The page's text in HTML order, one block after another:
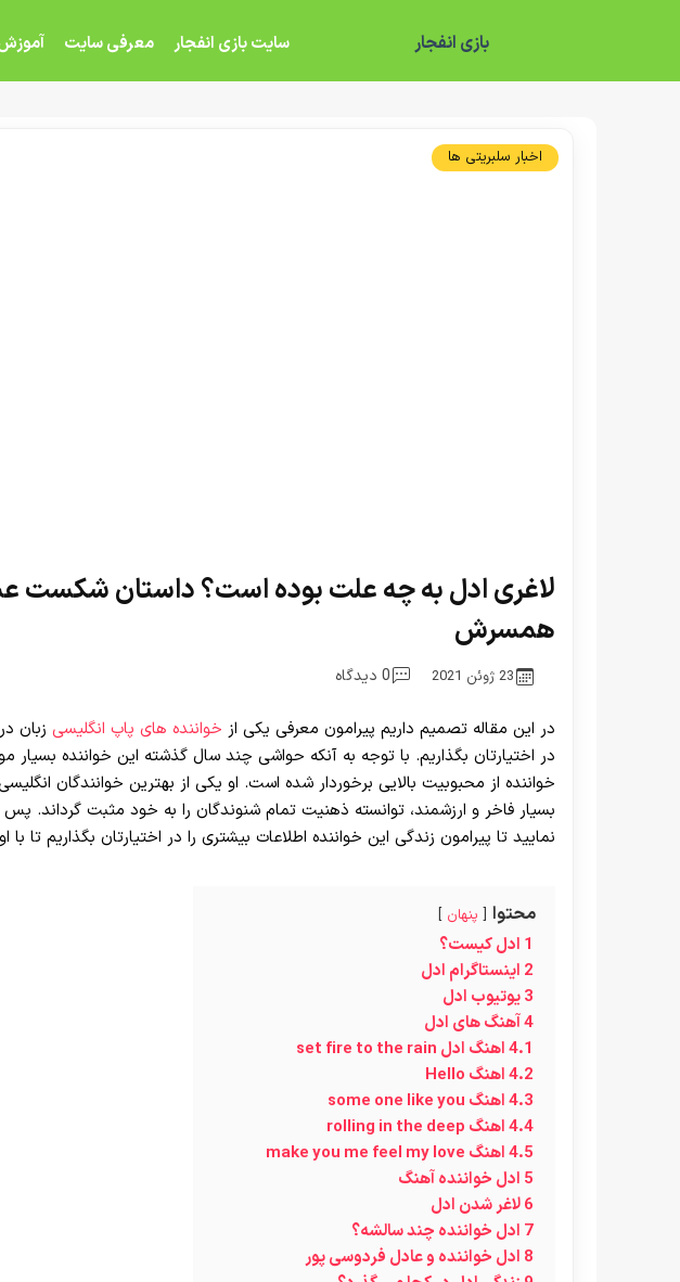
بازی انفجار سایت بازی انفجار معرفی سایت
اخبار سلبریتی ها
لاغری ادل به چه علت بوده است؟ داستان شکست
همسرش
23 ژوئن 2021 0 دیدگاه
در این مقاله تصمیم داریم پیرامون معرفی یکی از خواننده های پاپ انگلیسی
در اختیارتان بگذاریم. با توجه به آنکه حواشی چند سال گذشته این خواننده بسیار
خواننده از محبوبیت بالایی برخوردار شده است. او یکی از بهترین خوانندگان
بسیار فاخر و ارزشمند، توانسته ذهنیت تمام شنوندگان را به خود مثبت گرداند. پس
نمایید تا پیرامون زندگی این خواننده اطلاعات بیشتری را در اختیارتان بگذاریم تا با
محتوا پنهان
1 ادل کیست؟
2 اینستاگرام ادل
3یوتیوب ادل
4آهنگ های ادل
4.1اهنگ ادل set fire to the rain
4.2اهنگ Hello
4.3اهنگ some one like you
4.4اهنگ rolling in the deep
4.5اهنگ make you me feel my love
5 ادل خواننده آهنگ
6لاغر شدن ادل
7 ادل خواننده چند سالشه؟
8 ادل خواننده و عادل فردوسی پور